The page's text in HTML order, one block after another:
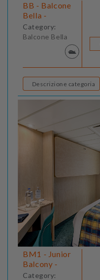
BB - Balcone
Bella -
Category:
Balcone Bella
Descrizione categoria
BM1 - Junior
Balcony -
Category: